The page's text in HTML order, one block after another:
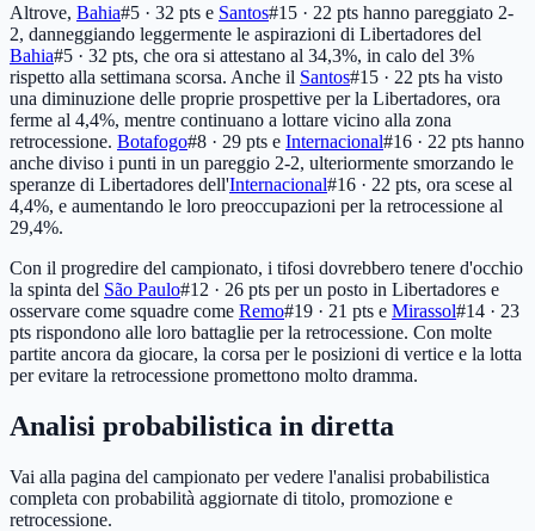
Altrove, Bahia#5 · 32 pts e Santos#15 · 22 pts hanno pareggiato 2-
2, danneggiando leggermente le aspirazioni di Libertadores del
Bahia#5 · 32 pts, che ora si attestano al 34,3%, in calo del 3%
rispetto alla settimana scorsa. Anche il Santos#15 · 22 pts ha visto
una diminuzione delle proprie prospettive per la Libertadores, ora
ferme al 4,4%, mentre continuano a lottare vicino alla zona
retrocessione. Botafogo#8 · 29 pts e Internacional#16 · 22 pts hanno
anche diviso i punti in un pareggio 2-2, ulteriormente smorzando le
speranze di Libertadores dell'Internacional#16 · 22 pts, ora scese al
4,4%, e aumentando le loro preoccupazioni per la retrocessione al
29,4%.
Con il progredire del campionato, i tifosi dovrebbero tenere d'occhio
la spinta del São Paulo#12 · 26 pts per un posto in Libertadores e
osservare come squadre come Remo#19 · 21 pts e Mirassol#14 · 23
pts rispondono alle loro battaglie per la retrocessione. Con molte
partite ancora da giocare, la corsa per le posizioni di vertice e la lotta
per evitare la retrocessione promettono molto dramma.
Analisi probabilistica in diretta
Vai alla pagina del campionato per vedere l'analisi probabilistica
completa con probabilità aggiornate di titolo, promozione e
retrocessione.